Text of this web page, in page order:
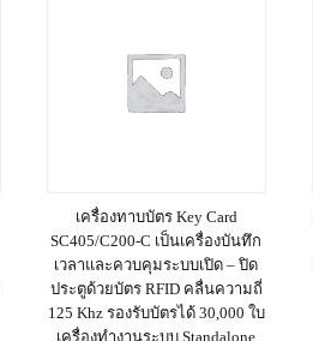
เครื่องทาบบัตร Key Card
SC405/C200-C เป็นเครื่องบันทึก
เวลาและควบคุมระบบเปิด – ปิด
ประตูด้วยบัตร RFID คลื่นความถี่
125 Khz รองรับบัตรได้ 30,000 ใบ
เครื่องทำงานระบบ Standalone